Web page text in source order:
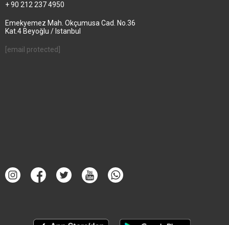
+ 90 212 237 4950
Emekyemez Mah. Okçumusa Cad. No.36
Kat.4 Beyoğlu / Istanbul
[email protected]